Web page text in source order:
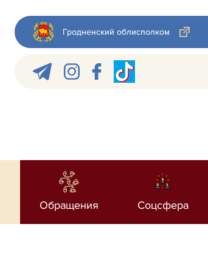
Гродненский облисполком
Обращения Соцсфера